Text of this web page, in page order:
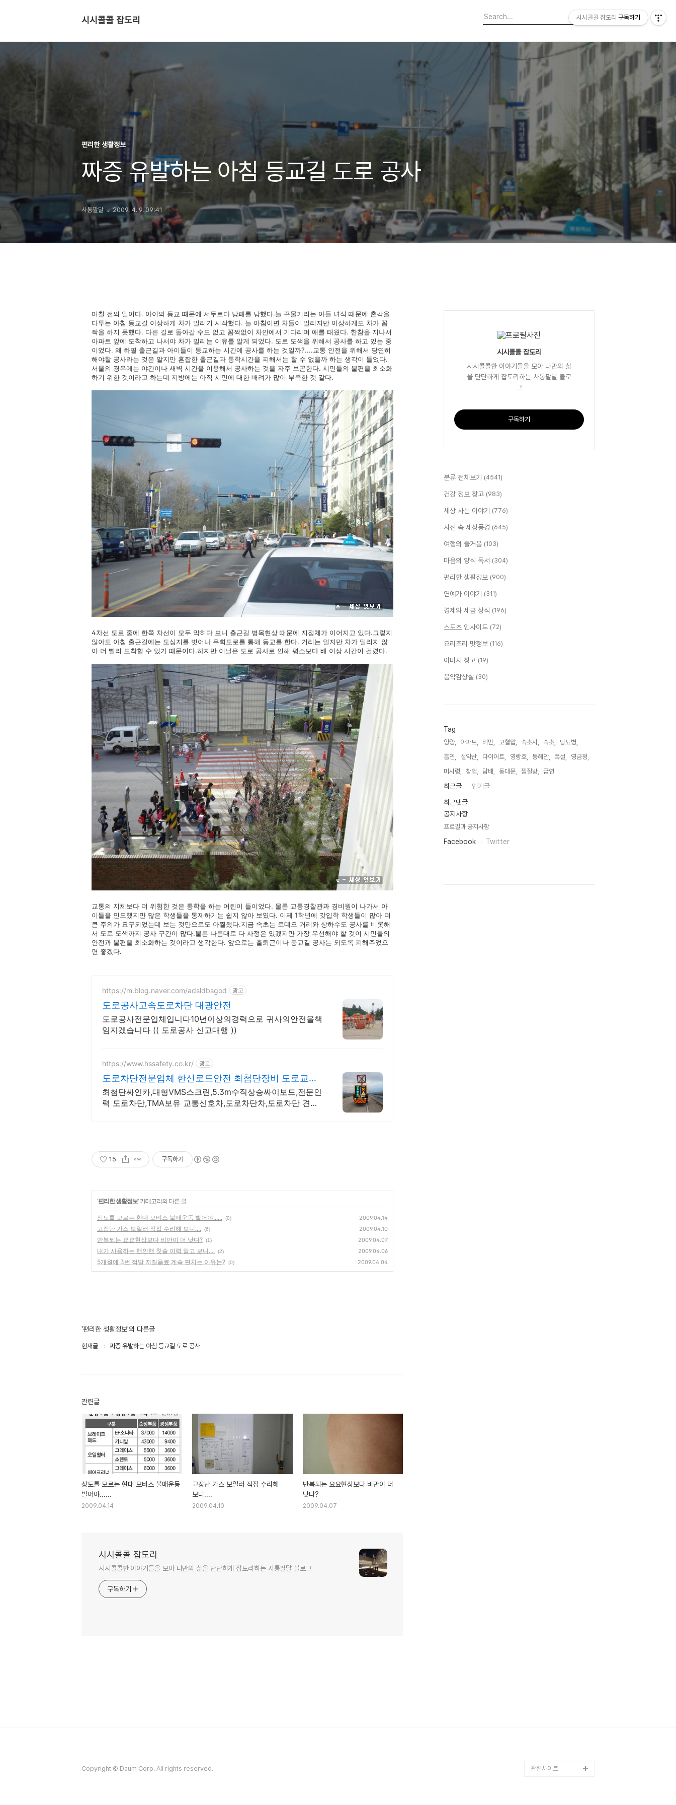
시시콜콜 잡도리
편리한 생활정보
짜증 유발하는 아침 등교길 도로 공사
사통팔달 2009. 4. 9. 09:41
며칠 전의 일이다. 아이의 등교 때문에 서두르다 낭패를 당했다.늘 꾸물거리는 아들 녀석 때문에 촌각을
다투는 아침 등교길 이상하게 차가 밀리기 시작했다. 늘 아침이면 차들이 밀리지만 이상하게도 차가 꼼
짝을 하지 못했다. 다른 길로 돌아갈 수도 없고 꼼짝없이 차안에서 기다리며 애를 태웠다. 한참을 지나서
아파트 앞에 도착하고 나서야 차가 밀리는 이유를 알게 되었다. 도로 도색을 위해서 공사를 하고 있는 중
이었다. 왜 하필 출근길과 아이들이 등교하는 시간에 공사를 하는 것일까?....교통 안전을 위해서 당연히
해야할 공사라는 것은 알지만 혼잡한 출근길과 통학시간을 피해서는 할 수 없을까 하는 생각이 들었다.
서울의 경우에는 야간이나 새벽 시간을 이용해서 공사하는 것을 자주 보곤한다. 시민들의 불편을 최소화
하기 위한 것이라고 하는데 지방에는 아직 시민에 대한 배려가 많이 부족한 것 같다.
4차선 도로 중에 한쪽 차선이 모두 막히다 보니 출근길 병목현상 때문에 지정체가 이어지고 있다.그렇지
않아도 아침 출근길에는 도심지를 벗어나 우회도로를 통해 등교를 한다. 거리는 멀지만 차가 밀리지 않
아 더 빨리 도착할 수 있기 때문이다.하지만 이날은 도로 공사로 인해 평소보다 배 이상 시간이 걸렸다.
교통의 지체보다 더 위험한 것은 통학을 하는 어린이 들이었다. 물론 교통경찰관과 경비원이 나가서 아
이들을 인도했지만 많은 학생들을 통제하기는 쉽지 않아 보였다. 이제 1학년에 갓입학 학생들이 많아 더
큰 주의가 요구되었는데 보는 것만으로도 아찔했다.지금 속초는 로데오 거리와 상하수도 공사를 비롯해
서 도로 도색까지 공사 구간이 많다.물론 나름대로 다 사정은 있겠지만 가장 우선해야 할 것이 시민들의
안전과 불편을 최소화하는 것이라고 생각한다. 앞으로는 출퇴근이나 등교길 공사는 되도록 피해주었으
면 좋겠다.
https://m.blog.naver.com/adsldbsgod 광고
도로공사고속도로차단 대광안전
도로공사전문업체입니다10년이상의경력으로 귀사의안전을책
임지겠습니다 (( 도로공사 신고대행 ))
https://www.hssafety.co.kr/ 광고
도로차단전문업체 한신로드안전 최첨단장비 도로교통
차단 업체
최첨단싸인카,대형VMS스크린,5.3m수직상승싸이보드,전문인
력 도로차단,TMA보유 교통신호차,도로차단차,도로차단 견적,
15 구독하기
'편리한 생활정보' 카테고리의 다른 글
상도를 모르는 현대 모비스 불매운동 벌어야...... (0) 2009.04.14
고장난 가스 보일러 직접 수리해 보니.... (6) 2009.04.10
반복되는 요요현상보다 비만이 더 낫다? (1) 2009.04.07
내가 사용하는 핸인핸 칫솔 이력 알고 보니.... (2) 2009.04.06
5개월에 3번 적발 저질음료 계속 판치는 이유는? (0) 2009.04.04
'편리한 생활정보'의 다른글
현재글 짜증 유발하는 아침 등교길 도로 공사
관련글
상도를 모르는 현대 모비스 불매운동
벌어야......
2009.04.14
고장난 가스 보일러 직접 수리해
보니....
2009.04.10
반복되는 요요현상보다 비만이 더
낫다?
2009.04.07
시시콜콜 잡도리
시시콜콜한 이야기들을 모아 나만의 삶을 단단하게 잡도리하는 사통팔달 블로그
구독하기
시시콜콜 잡도리
시시콜콜한 이야기들을 모아 나만의 삶
을 단단하게 잡도리하는 사통팔달 블로
그
구독하기
분류 전체보기 (4541)
건강 정보 창고 (983)
세상 사는 이야기 (776)
사진 속 세상풍경 (645)
여행의 즐거움 (103)
마음의 양식 독서 (304)
편리한 생활정보 (900)
연예가 이야기 (311)
경제와 세금 상식 (196)
스포츠 인사이드 (72)
요리조리 맛정보 (116)
이미지 창고 (19)
음악감상실 (30)
Tag
양양, 아파트, 비만, 고혈압, 속초시, 속초,
당뇨병,
흡연,
설악산, 다이어트, 영랑호, 동해안, 폭설,
영금정,
미시령,
창업, 담배, 동대문, 찜질방, 금연,
최
글
인
기
최근글
인기글
최근댓글
공지사항
프로필과 공지사항
페
Facebook Twitter
Copyright © Daum Corp. All rights reserved. 관련사이트
시시콜콜 잡도리 구독하기